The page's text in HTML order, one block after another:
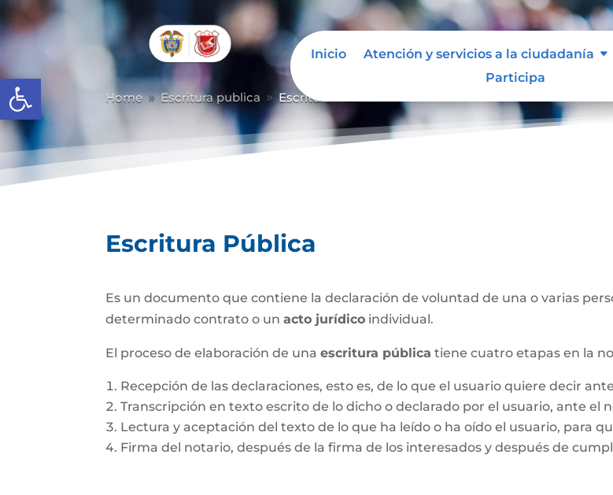
Abrir barra de herramientas
Inicio Atención y servicios a la ciudadanía
Participa
Home 9 Escritura publica 9 Escritura Pública
Escritura Pública
Es un documento que contiene la declaración de voluntad de una o varias
determinado contrato o unacto jurídico individual.
El proceso de elaboración de unaescritura pública tiene cuatro etapas en la
Recepción de las declaraciones, esto es, de lo que el usuario quiere decir
Transcripción en texto escrito de lo dicho o declarado por el usuario, ante el
Lectura y aceptación del texto de lo que ha leído o ha oído el usuario, para
Firma del notario, después de la firma de los interesados y después de